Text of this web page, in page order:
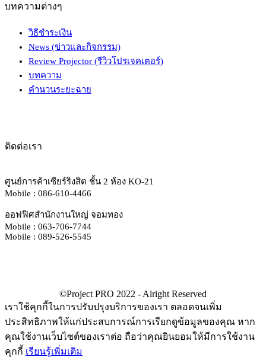
บทความต่างๆ
วิธีชำระเงิน
News (ข่าวและกิจกรรม)
Review Projector (รีวิวโปรเจคเตอร์)
บทความ
คำนวนระยะฉาย
ติดต่อเรา
ศูนย์การค้าเซียร์ริงสิต ชั้น 2 ห้อง KO-21
Mobile : 086-610-4466
ออฟฟิศสำนักงานใหญ่ จอมทอง
Mobile : 063-706-7744
Mobile : 089-526-5545
เราใช้คุกกี้ในการปรับปรุงบริการของเรา ตลอดจนเพิ่ม
ประสิทธิภาพให้แก่ประสบการณ์การเรียกดูข้อมูลของคุณ หาก
คุณใช้งานเว็บไซต์ของเราต่อ ถือว่าคุณยินยอมให้มีการใช้งาน
คุกกี้ เรียนรู้เพิ่มเติม